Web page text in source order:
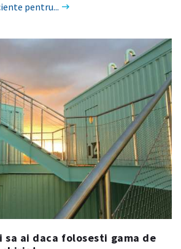
pentru...
sa ai daca folosesti gama de